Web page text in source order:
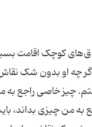
کوچک اقامت
چه او بدون ‌شک
چیز خاصی راجع به